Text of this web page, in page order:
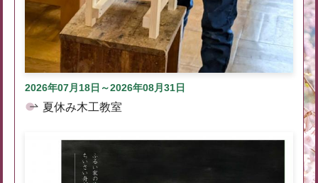
2026年07月18日～2026年08月31日
夏休み木工教室